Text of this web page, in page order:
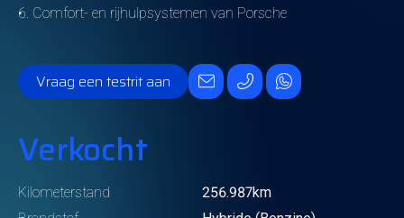
Comfort- en rijhulpsystemen van Porsche
Vraag een testrit aan
Verkocht
Kilometerstand
256.987km